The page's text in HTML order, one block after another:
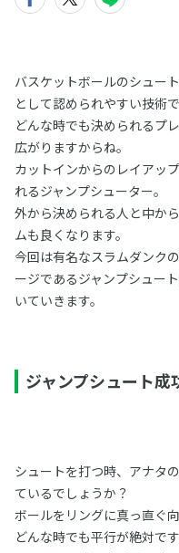
バスケットボールのシュー
として認められやすい技術で
どんな時でも決められるプ
広がりますからね。
カットインからのレイアッ
れるジャンプシューター。
外から決められる人と中か
ムも良くなります。
今回は有名なスラムダンク
ージであるジャンプシュー
いていきます。
ジャンプシュート成
シュートを打つ時、アナタ
ているでしょうか？
ボールをリングに真っ直ぐ
どんな時でも平行が絶対です